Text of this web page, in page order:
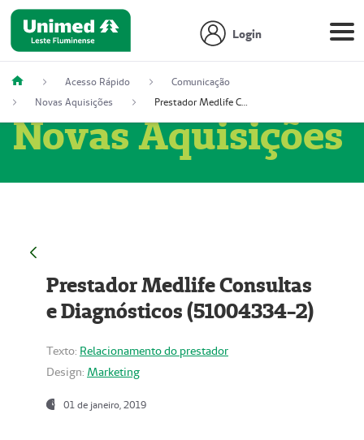
Login
Acesso Rápido
Comunicação
Novas Aquisições
Prestador Medlife Consultas e Diagnósticos (51004334-2)
Novas Aquisições
Prestador Medlife Consultas
e Diagnósticos (51004334-2)
Texto: Relacionamento do prestador
Design: Marketing
01 de janeiro, 2019